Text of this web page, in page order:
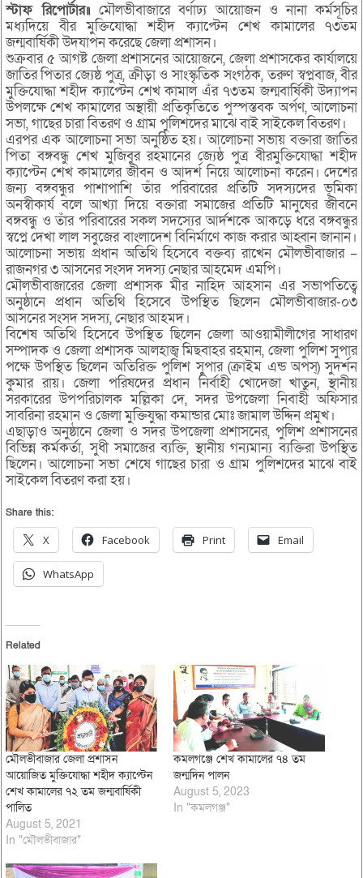
স্টাফ রিপোর্টার॥মৌলভীবাজারে বর্ণাঢ্য আয়োজন ও নানা কর্মসূচির
মধ্যদিয়ে বীর মুক্তিযোদ্ধা শহীদ ক্যাপ্টেন শেখ কামালের ৭৩তম
জন্মবার্ষিকী উদযাপন করেছে জেলা প্রশাসন।
শুক্রবার ৫ আগষ্ট জেলা প্রশাসনের আয়োজনে, জেলা প্রশাসকের কার্যালয়ে
জাতির পিতার জ্যেষ্ঠ পুত্র, ক্রীড়া ও সাংস্কৃতিক সংগঠক, তরুণ স্বপ্নবাজ, বীর
মুক্তিযোদ্ধা শহীদ ক্যাপ্টেন শেখ কামাল এঁর ৭৩তম জন্মবার্ষিকী উদ্যাপন
উপলক্ষে শেখ কামালের অস্থায়ী প্রতিকৃতিতে পুস্পস্তবক অর্পণ, আলোচনা
সভা, গাছের চারা বিতরণ ও গ্রাম পুলিশদের মাঝে বাই সাইকেল বিতরণ।
এরপর এক আলোচনা সভা অনুষ্ঠিত হয়। আলোচনা সভায় বক্তারা জাতির
পিতা বঙ্গবন্ধু শেখ মুজিবুর রহমানের জ্যেষ্ঠ পুত্র বীরমুক্তিযোদ্ধা শহীদ
ক্যাপ্টেন শেখ কামালের জীবন ও আদর্শ নিয়ে আলোচনা করেন। দেশের
জন্য বঙ্গবন্ধুর পাশাপাশি তাঁর পরিবারের প্রতিটি সদস্যদের ভূমিকা
অনস্বীকার্য বলে আখ্যা দিয়ে বক্তারা সমাজের প্রতিটি মানুষের জীবনে
বঙ্গবন্ধু ও তাঁর পরিবারের সকল সদস্যের আর্দশকে আকড়ে ধরে বঙ্গবন্ধুর
স্বপ্নে দেখা লাল সবুজের বাংলাদেশ বিনির্মাণে কাজ করার আহ্বান জানান।
আলোচনা সভায় প্রধান অতিথি হিসেবে বক্তব্য রাখেন মৌলভীবাজার –
রাজনগর ৩ আসনের সংসদ সদস্য নেছার আহমেদ এমপি।
মৌলভীবাজারের জেলা প্রশাসক মীর নাহিদ আহসান এর সভাপতিত্বে
অনুষ্ঠানে প্রধান অতিথি হিসেবে উপস্থিত ছিলেন মৌলভীবাজার-০৩
আসনের সংসদ সদস্য, নেছার আহমদ।
বিশেষ অতিথি হিসেবে উপস্থিত ছিলেন জেলা আওয়ামীলীগের সাধারণ
সম্পাদক ও জেলা প্রশাসক আলহাজ্ব মিছবাহর রহমান, জেলা পুলিশ সুপার
পক্ষে উপস্থিত ছিলেন অতিরিক্ত পুলিশ সুপার (ক্রাইম এন্ড অপস্) সুদর্শন
কুমার রায়। জেলা পরিষদের প্রধান নির্বাহী খোদেজা খাতুন, স্থানীয়
সরকারের উপপরিচালক মল্লিকা দে, সদর উপজেলা নিবাহী অফিসার
সাবরিনা রহমান ও জেলা মুক্তিযুদ্ধা কমান্ডার মোঃ জামাল উদ্দিন প্রমুখ।
এছাড়াও অনুষ্ঠানে জেলা ও সদর উপজেলা প্রশাসনের, পুলিশ প্রশাসনের
বিভিন্ন কর্মকর্তা, সুধী সমাজের ব্যক্তি, স্থানীয় গন্যমান্য ব্যক্তিরা উপস্থিত
ছিলেন। আলোচনা সভা শেষে গাছের চারা ও গ্রাম পুলিশদের মাঝে বাই
সাইকেল বিতরণ করা হয়।
Share this:
X Facebook Print Email
WhatsApp
Related
মৌলভীবাজার জেলা প্রশাসন
আয়োজিত মুক্তিযোদ্ধা শহীদ ক্যাপ্টেন
শেখ কামালের ৭২ তম জন্মবার্ষিকী
পালিত
August 5, 2021
In "মৌলভীবাজার"
কমলগঞ্জে শেখ কামালের ৭৪ তম
জন্মদিন পালন
August 5, 2023
In "কমলগঞ্জ"